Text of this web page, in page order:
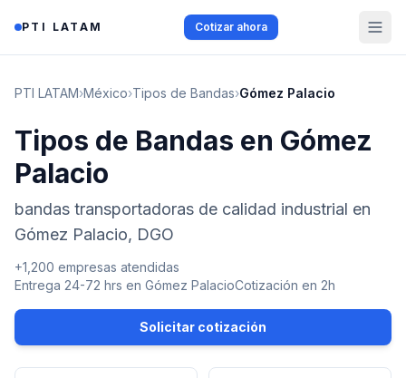
PTI LATAM Cotizar ahora
PTI LATAM›México›Tipos de Bandas›Gómez Palacio
Tipos de Bandas en Gómez
Palacio
bandas transportadoras de calidad industrial en
Gómez Palacio, DGO
+1,200 empresas atendidas
Entrega 24-72 hrs en Gómez PalacioCotización en 2h
Solicitar cotización